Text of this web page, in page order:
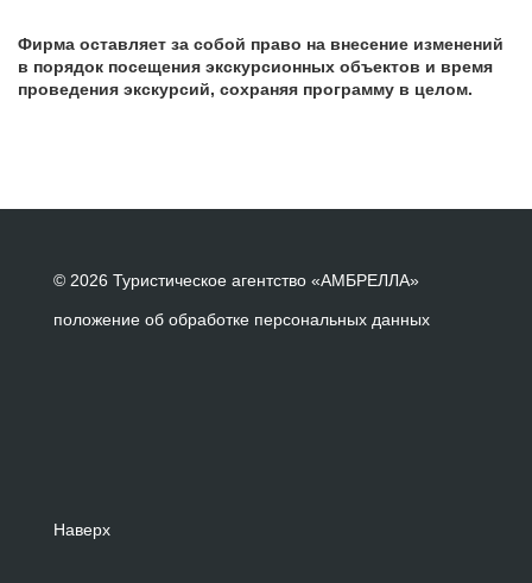
Фирма оставляет за собой право на внесение изменений
в порядок посещения экскурсионных объектов и время
проведения экскурсий, сохраняя программу в целом.
© 2026 Туристическое агентство «АМБРЕЛЛА»
положение об обработке персональных данных
Наверх